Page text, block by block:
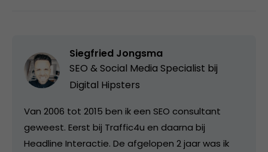
Siegfried Jongsma
SEO & Social Media Specialist bij
Digital Hipsters
Van 2006 tot 2015 ben ik een SEO consultant
geweest. Eerst bij Traffic4u en daarna bij
Headline Interactie. De afgelopen 2 jaar was ik